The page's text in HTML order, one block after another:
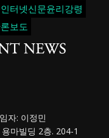
인터넷신문윤리강령
보도
자: 이정민
마빌딩 2층. 204-1